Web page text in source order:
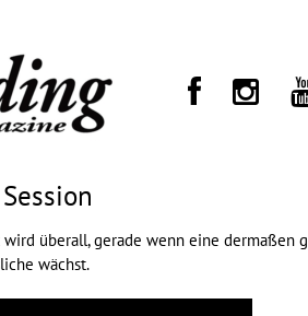
überall, gerade wenn eine dermaßen
wächst.